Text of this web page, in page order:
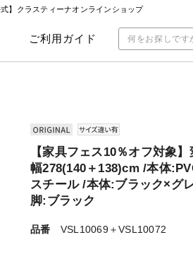
】クラスティーナオンラインショップ
ご利用ガイド
【家具フェス10％オフ対象
幅278(140＋138)cm /本体
スチール /本体:ブラック×グ
脚:ブラック
品番 VSL10069＋VSL10072